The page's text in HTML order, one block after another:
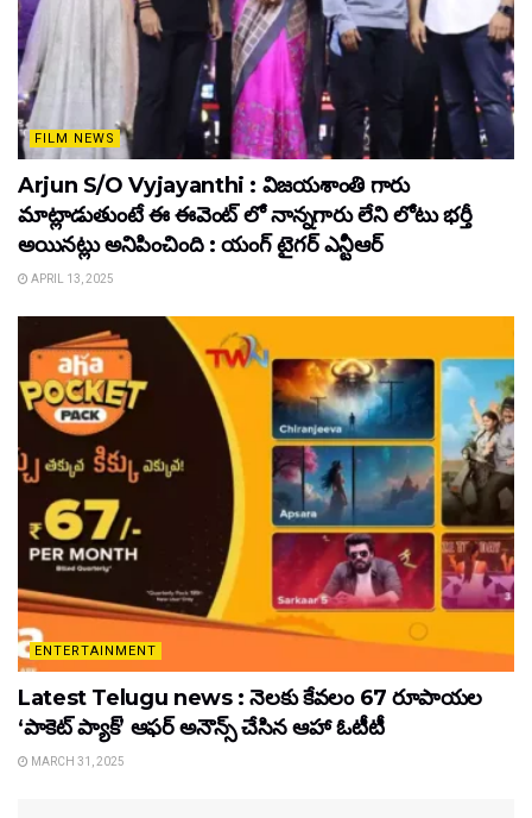
FILM NEWS
Arjun S/O Vyjayanthi : విజయశాంతి గారు
మాట్లాడుతుంటే ఈ ఈవెంట్ లో నాన్నగారు లేని లోటు భర్తీ
అయినట్లు అనిపించింది : యంగ్ టైగర్ ఎన్టీఆర్
APRIL 13, 2025
ENTERTAINMENT
Latest Telugu news : నెలకు కేవలం 67 రూపాయల
‘పాకెట్ ప్యాక్’ ఆఫర్ అనౌన్స్ చేసిన ఆహా ఓటీటీ
MARCH 31, 2025